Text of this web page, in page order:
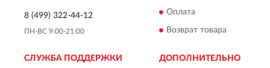
8 (499) 322-44-12
ПН-ВС 9:00-21:00
Оплата
Возврат товара
СЛУЖБА ПОДДЕРЖКИ ДОПОЛНИТЕЛЬНО